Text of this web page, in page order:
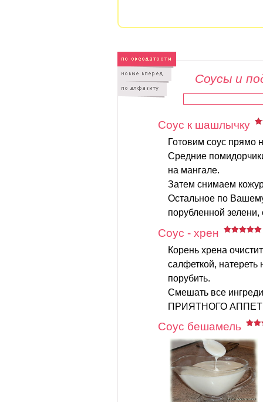
Соусы и
Соус к шашлычку
Готовим соус прямо
Средние
на мангале.
Затем снимаем
Остальное по
порубленной
Соус - хрен
Корень хрена
салфеткой, натереть
порубить.
Смешать все
ПРИЯТНОГО
Соус бешамель